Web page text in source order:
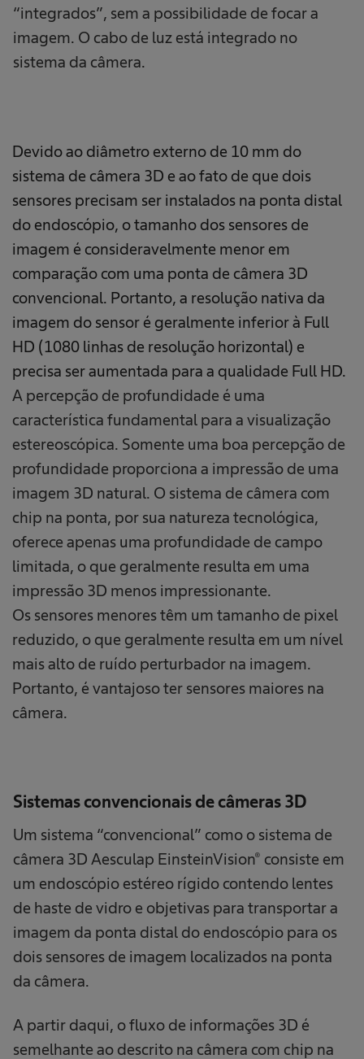
“integrados”, sem a possibilidade de focar a
imagem. O cabo de luz está integrado no
sistema da câmera.
Devido ao diâmetro externo de 10 mm do
sistema de câmera 3D e ao fato de que dois
sensores precisam ser instalados na ponta distal
do endoscópio, o tamanho dos sensores de
imagem é consideravelmente menor em
comparação com uma ponta de câmera 3D
convencional. Portanto, a resolução nativa da
imagem do sensor é geralmente inferior à Full
HD (1080 linhas de resolução horizontal) e
precisa ser aumentada para a qualidade Full HD.
A percepção de profundidade é uma
característica fundamental para a visualização
estereoscópica. Somente uma boa percepção de
profundidade proporciona a impressão de uma
imagem 3D natural. O sistema de câmera com
chip na ponta, por sua natureza tecnológica,
oferece apenas uma profundidade de campo
limitada, o que geralmente resulta em uma
impressão 3D menos impressionante.
Os sensores menores têm um tamanho de pixel
reduzido, o que geralmente resulta em um nível
mais alto de ruído perturbador na imagem.
Portanto, é vantajoso ter sensores maiores na
câmera.
Sistemas convencionais de câmeras 3D
Um sistema “convencional” como o sistema de
câmera 3D Aesculap EinsteinVision® consiste em
um endoscópio estéreo rígido contendo lentes
de haste de vidro e objetivas para transportar a
imagem da ponta distal do endoscópio para os
dois sensores de imagem localizados na ponta
da câmera.
A partir daqui, o fluxo de informações 3D é
semelhante ao descrito na câmera com chip na